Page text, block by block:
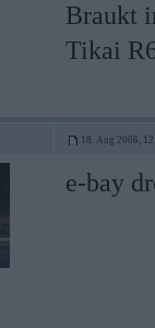
Braukt
Tikai
18. Aug 2006,
e-bay